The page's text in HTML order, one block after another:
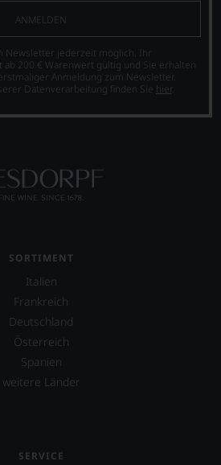
ANMELDEN
Newsletter jederzeit möglich. Ihr
200 € Warenwert gültig und Sie erhalten
Anmeldung zum Newsletter.
Datenverarbeitung finden Sie hier.
SORTIMENT
Italien
Frankreich
Deutschland
Österreich
Spanien
weitere Länder
SERVICE